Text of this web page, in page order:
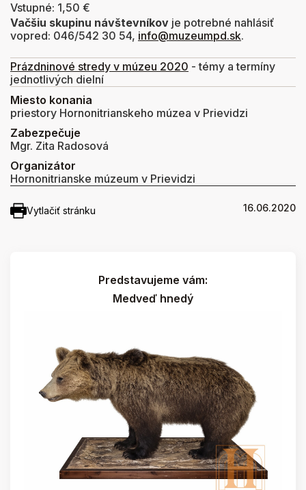
Vstupné: 1,50 €
Vačšiu skupinu návštevníkov je potrebné nahlásiť
vopred: 046/542 30 54, info@muzeumpd.sk.
Prázdninové stredy v múzeu 2020 - témy a termíny
jednotlivých dielní
Miesto konania
priestory Hornonitrianskeho múzea v Prievidzi
Zabezpečuje
Mgr. Zita Radosová
Organizátor
Hornonitrianske múzeum v Prievidzi
Vytlačiť stránku 16.06.2020
Predstavujeme vám:
Medveď hnedý